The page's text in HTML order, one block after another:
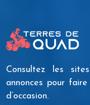
Consultez les
annonces pour
d’occasion.